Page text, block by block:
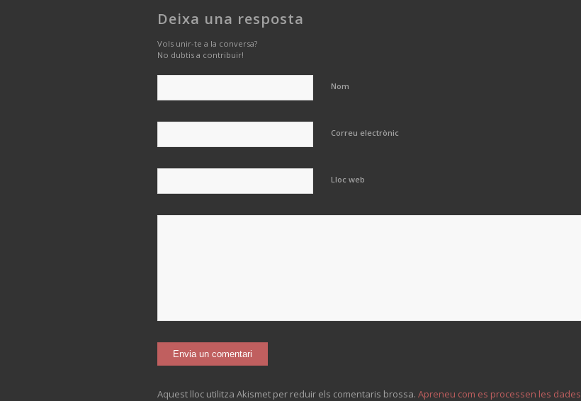
Deixa una resposta
Vols unir-te a la conversa?
No dubtis a contribuir!
Nom
Correu electrònic
Lloc web
Aquest lloc utilitza Akismet per reduir els comentaris brossa. Apreneu com es processen les dades